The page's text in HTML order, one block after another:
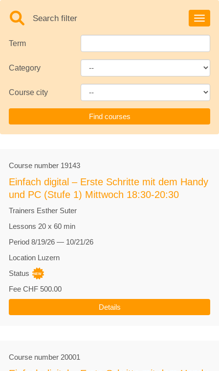
Search filter
Term
Category
Course city
Course number 19143
Einfach digital – Erste Schritte mit dem Handy
und PC (Stufe 1) Mittwoch 18:30-20:30
Trainers Esther Suter
Lessons 20 x 60 min
Period 8/19/26 — 10/21/26
Location Luzern
Status
Fee CHF 500.00
Details
Course number 20001